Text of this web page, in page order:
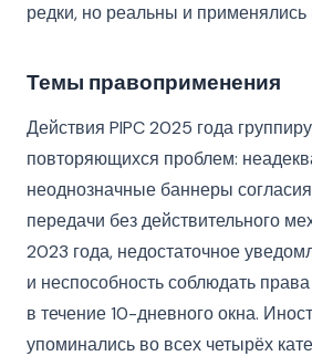
редки, но реальны и применялись
Темы правоприменения
Действия PIPC 2025 года
повторяющихся проблем:
неоднозначные баннеры
передачи без действительного
2023 года, недостаточное
и неспособность соблюдать
в течение 10-дневного окна.
упоминались во всех четырёх